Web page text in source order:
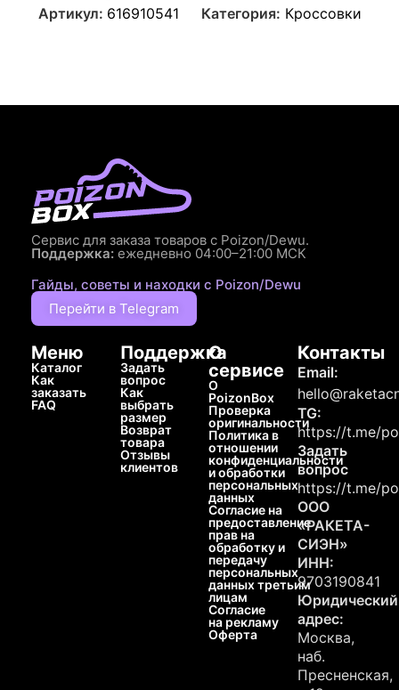
Артикул: 616910541 Категория: Кроссовки
Сервис для заказа товаров с Poizon/Dewu.
Поддержка: ежедневно 04:00–21:00 МСК
Гайды, советы и находки с Poizon/Dewu
Перейти в Telegram
Меню
Каталог
Как
заказать
FAQ
Поддержка
Задать
вопрос
Как
выбрать
размер
Возврат
товара
Отзывы
клиентов
О
сервисе
О
PoizonBox
Проверка
оригинальности
Политика в
отношении
конфиденциальности
и обработки
персональных
данных
Согласие на
предоставление
прав на
обработку и
передачу
персональных
данных третьим
лицам
Согласие
на рекламу
Оферта
Контакты
Email:
TG:
https://t.me/
Задать
вопрос
https://t.me/
ООО
«РАКЕТА-
СИЭН»
ИНН:
9703190841
Юридический
адрес:
Москва,
наб.
Пресненская,